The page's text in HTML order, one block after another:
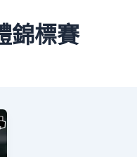
錦標賽